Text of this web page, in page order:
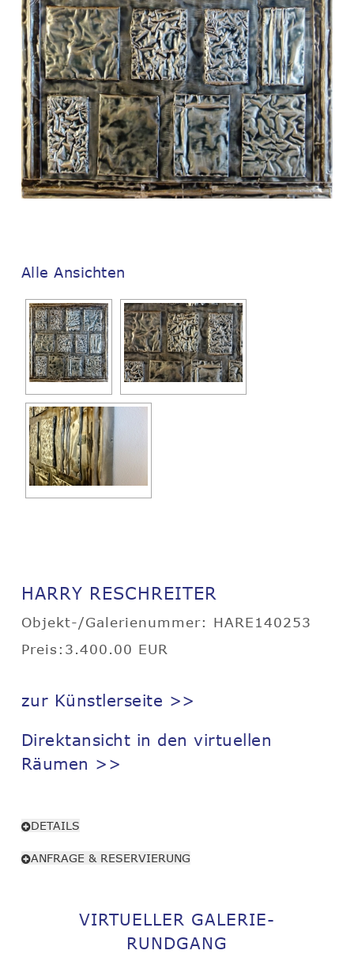
Alle Ansichten
HARRY RESCHREITER
Objekt-/Galerienummer: HARE140253
Preis:3.400.00 EUR
zur Künstlerseite >>
Direktansicht in den virtuellen
Räumen >>
DETAILS
ANFRAGE & RESERVIERUNG
VIRTUELLER GALERIE-
RUNDGANG